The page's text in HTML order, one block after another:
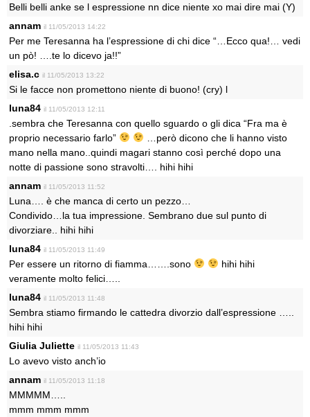
Belli belli anke se l espressione nn dice niente xo mai dire mai (Y)
annam il 11/05/2013 14:22
Per me Teresanna ha l’espressione di chi dice “…Ecco qua!… vedi
un pò! ….te lo dicevo ja!!”
elisa.c il 11/05/2013 13:22
Si le facce non promettono niente di buono! (cry) l
luna84 il 11/05/2013 12:11
.sembra che Teresanna con quello sguardo o gli dica “Fra ma è
proprio necessario farlo”
…però dicono che li hanno visto
mano nella mano..quindi magari stanno così perché dopo una
notte di passione sono stravolti…. hihi hihi
annam il 11/05/2013 11:52
Luna…. è che manca di certo un pezzo…
Condivido…la tua impressione. Sembrano due sul punto di
divorziare.. hihi hihi
luna84 il 11/05/2013 11:49
Per essere un ritorno di fiamma…….sono
hihi hihi
veramente molto felici…..
luna84 il 11/05/2013 11:48
Sembra stiamo firmando le cattedra divorzio dall’espressione …..
hihi hihi
Giulia Juliette il 11/05/2013 11:43
Lo avevo visto anch’io
annam il 11/05/2013 11:18
MMMMM…..
mmm mmm mmm